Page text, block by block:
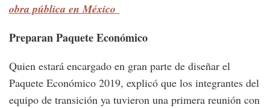
obra pública en México
Preparan Paquete Económico
Quien estará encargado en gran parte de diseñar el
Paquete Económico 2019, explicó que los integrantes del
equipo de transición ya tuvieron una primera reunión con